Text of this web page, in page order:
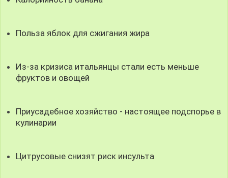
Польза яблок для сжигания жира
Из-за кризиса итальянцы стали есть меньше
фруктов и овощей
Приусадебное хозяйство - настоящее подспорье в
кулинарии
Цитрусовые снизят риск инсульта